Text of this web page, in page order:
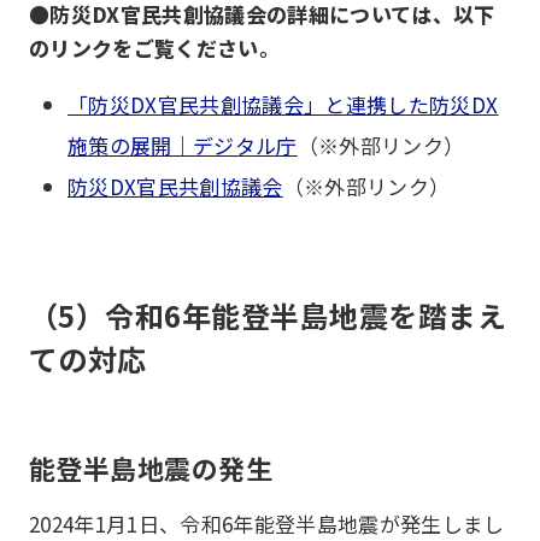
●防災DX官民共創協議会の詳細については、以下
のリンクをご覧ください。
「防災DX官民共創協議会」と連携した防災DX
施策の展開｜デジタル庁 （※外部リンク）
防災DX官民共創協議会 （※外部リンク）
（5）令和6年能登半島地震を踏まえ
ての対応
能登半島地震の発生
2024年1月1日、令和6年能登半島地震が発生しまし